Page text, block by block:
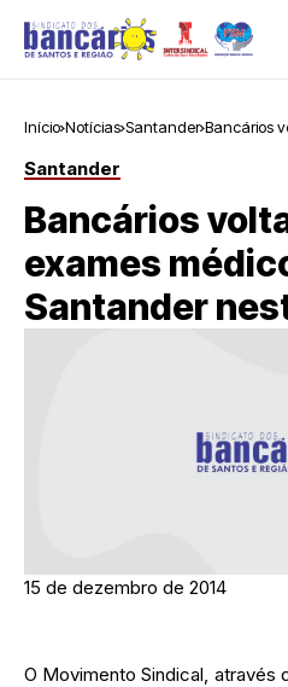
Início Notícias Santander Bancários
Santander
Bancários
exames
Santander
15 de dezembro de 2014
O Movimento Sindical, através